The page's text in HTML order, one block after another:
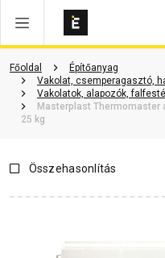
Főoldal
Építőanyag
Vakolat, csemperagasztó,
Vakolatok, alapozók,
Masterplast Thermomaster
25 kg
Vásárlói vélemények
Összehasonlítás